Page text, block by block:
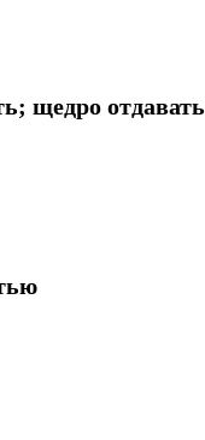
щедро отдавать